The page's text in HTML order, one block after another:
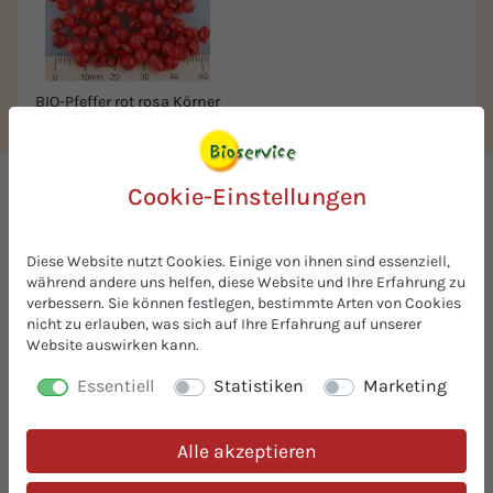
BIO-Pfeffer rot rosa Körner
Wir liefern BIO-Zutaten
Kostenlose Muster
Fordern Sie kostenlose Muster an! Alle wichtigen
einfache Lösungen für Ihre BIO-Rezeptur.
Auf Lager & prompt lieferbar
Immer ab Lager verfügbar,ohne Mindestmengen
optimalen konditionierten Lagerbedingungen gleichen
Cookie-Einstellungen
Diese Website nutzt Cookies. Einige von ihnen sind essenziell,
während andere uns helfen, diese Website und Ihre Erfahrung zu
verbessern. Sie können festlegen, bestimmte Arten von Cookies
nicht zu erlauben, was sich auf Ihre Erfahrung auf unserer
Website auswirken kann.
Essentiell Statistiken Marketing
Alle akzeptieren